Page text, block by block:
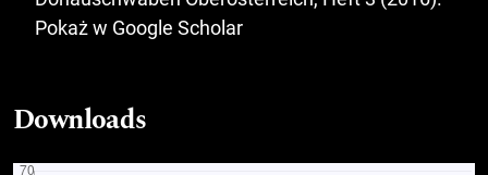
Pokaż w Google Scholar
Downloads